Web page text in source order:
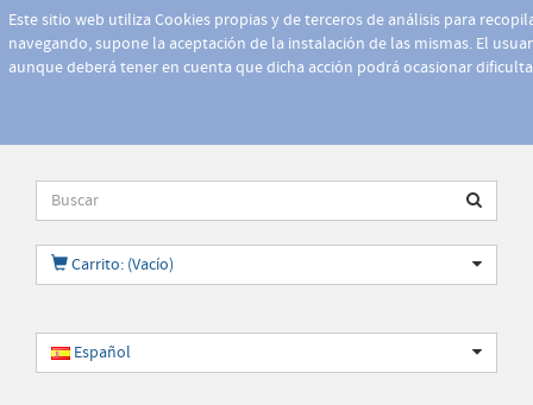
Este sitio web utiliza Cookies propias y de terceros de análisis para
navegando, supone la aceptación de la instalación de las mismas. El
aunque deberá tener en cuenta que dicha acción podrá ocasionar
Carrito: (Vacío)
Español